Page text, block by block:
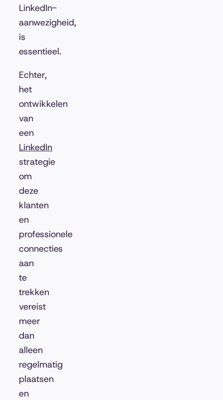
LinkedIn-
aanwezigheid,
is
essentieel.
Echter,
het
ontwikkelen
van
een
LinkedIn
strategie
om
deze
klanten
en
professionele
connecties
aan
te
trekken
vereist
meer
dan
alleen
regelmatig
plaatsen
en